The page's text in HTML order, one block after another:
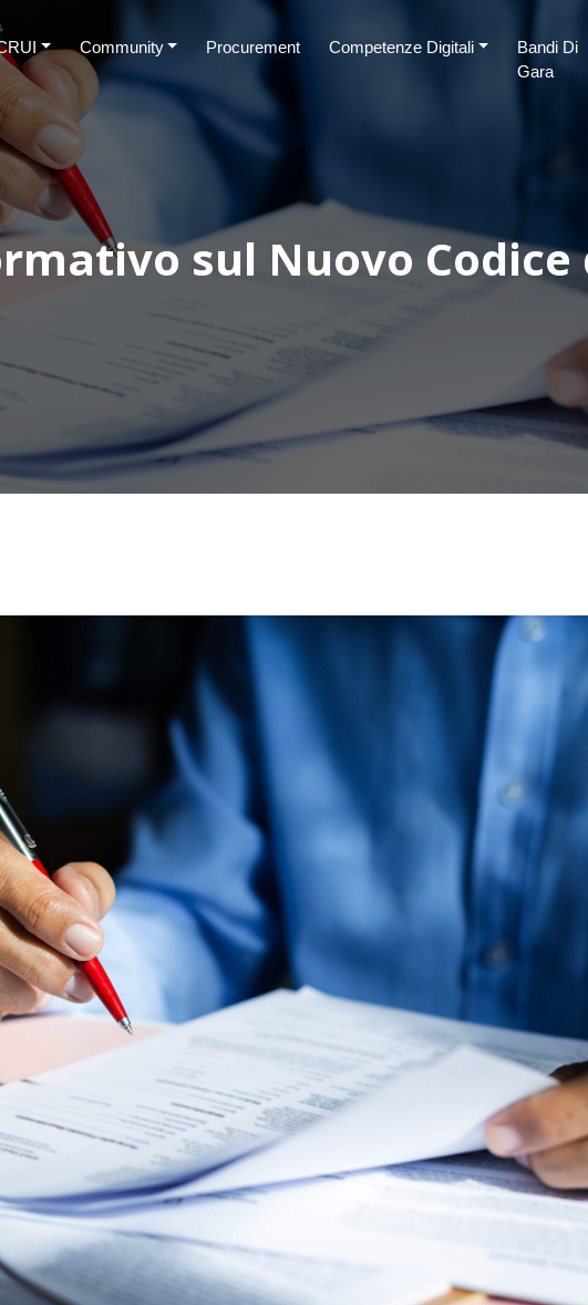
Community Procurement Competenze Digitali
Bandi Di
Gara
sul Nuovo Codice